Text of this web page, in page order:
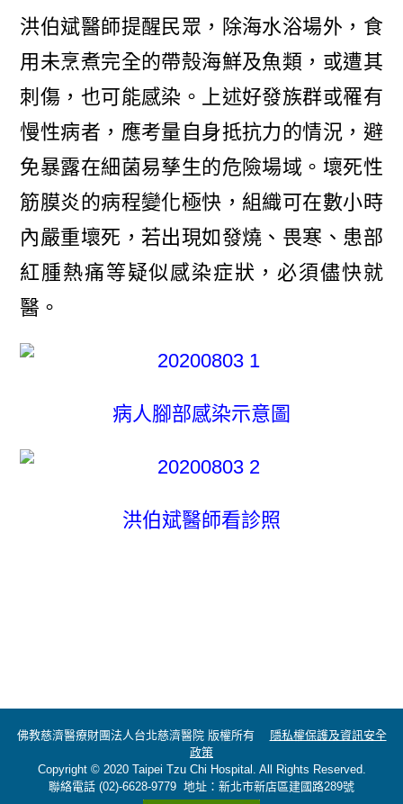
洪伯斌醫師提醒民眾，除海水浴場外，食
用未烹煮完全的帶殼海鮮及魚類，或遭其
刺傷，也可能感染。上述好發族群或罹有
慢性病者，應考量自身抵抗力的情況，避
免暴露在細菌易孳生的危險場域。壞死性
筋膜炎的病程變化極快，組織可在數小時
內嚴重壞死，若出現如發燒、畏寒、患部
紅腫熱痛等疑似感染症狀，必須儘快就
醫。
病人腳部感染示意圖
洪伯斌醫師看診照
佛教慈濟醫療財團法人台北慈濟醫院 版權所有 隱私權保護及資訊安全
政策
Copyright © 2020 Taipei Tzu Chi Hospital. All Rights Reserved.
聯絡電話 (02)-6628-9779 地址：新北市新店區建國路289號